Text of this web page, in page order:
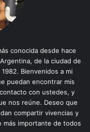
conocida desde hace
de la ciudad de
Bienvenidos a mi
puedan encontrar mis
con ustedes, y
nos reúne. Deseo que
compartir vivencias y
más importante de todos